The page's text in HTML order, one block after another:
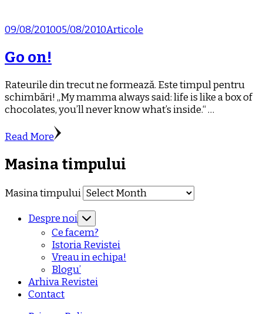
09/08/201005/08/2010Articole
Go on!
Rateurile din trecut ne formează. Este timpul pentru
schimbări! „My mamma always said: life is like a box of
chocolates, you’ll never know what’s inside.“ …
Read More
Masina timpului
Masina timpului
Despre noi
Ce facem?
Istoria Revistei
Vreau in echipa!
Blogu’
Arhiva Revistei
Contact